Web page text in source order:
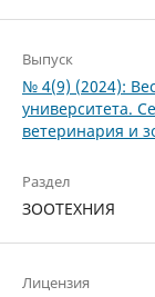
Выпуск
№ 4(9) (2024):
университета.
ветеринария и
Раздел
ЗООТЕХНИЯ
Лицензия